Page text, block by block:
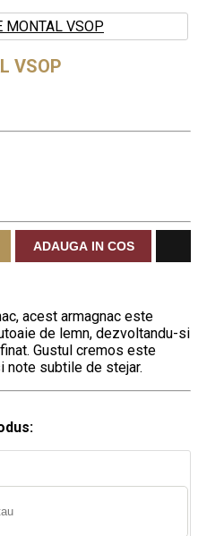
VSOP
ADAUGA IN COS
acest armagnac este
de lemn, dezvoltandu-si
Gustul cremos este
note subtile de stejar.